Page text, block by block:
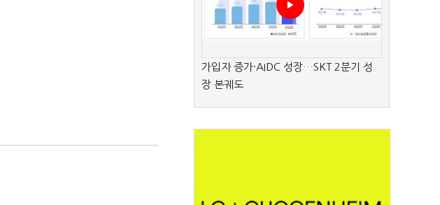
가입자 증가·AIDC 성장…SKT 2분기 성
장 본궤도